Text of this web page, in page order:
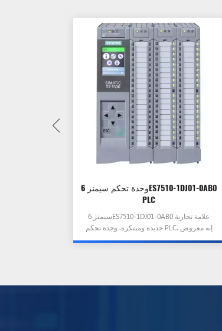
وحدة تحكم سيمنز 6ES7510-1DJ01-0AB0
PLC
سيمنز 6ES7510-1DJ01-0AB0 علامة تجارية
جديدة ومبتكرة. وحدة تحكم PLC. إنه معروض
للبيع الآن بسعر خاص